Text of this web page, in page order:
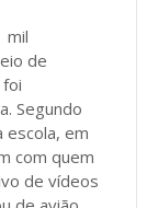
mil
de
Segundo
escola, em
com quem
de vídeos